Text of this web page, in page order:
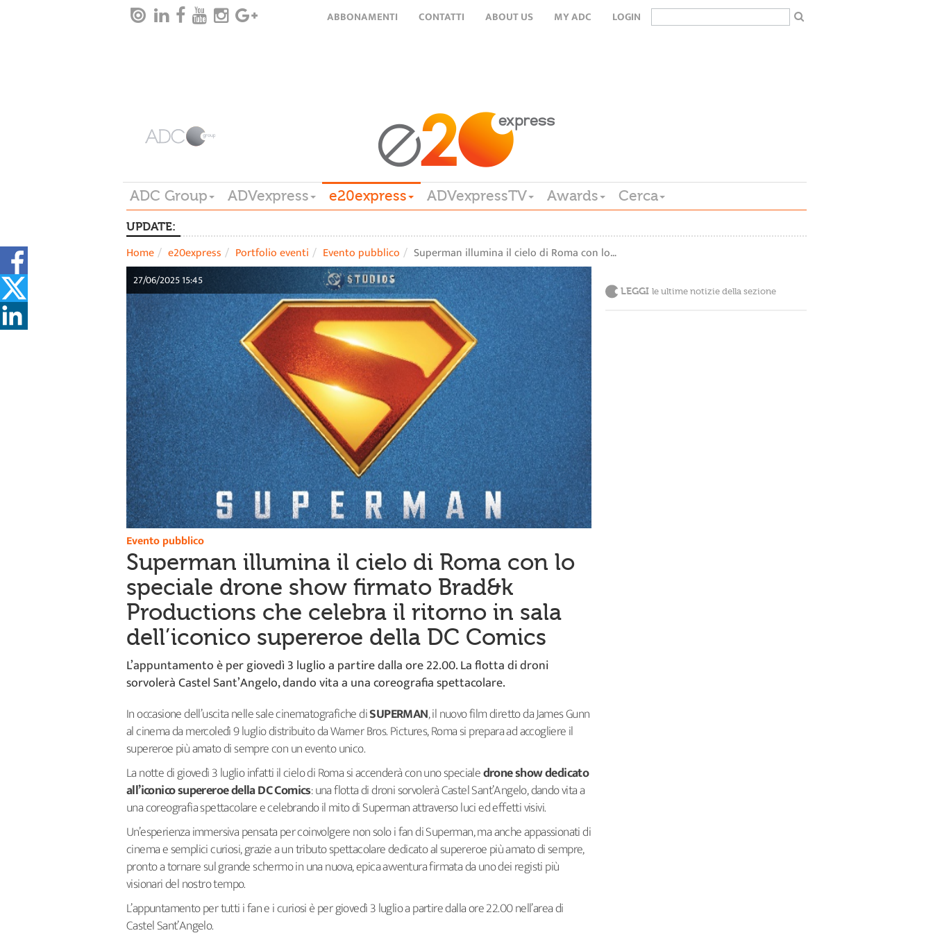
ABBONAMENTI CONTATTI ABOUT US MY ADC LOGIN
ADC Group ADVexpress e20express ADVexpressTV Awards Cerca
UPDATE:
Home e20express Portfolio eventi Evento pubblico Superman illumina il cielo di Roma con lo…
27/06/2025 15:45
Evento pubblico
Superman illumina il cielo di Roma con lo
speciale drone show firmato Brad&k
Productions che celebra il ritorno in sala
dell’iconico supereroe della DC Comics
L’appuntamento è per giovedì 3 luglio a partire dalla ore 22.00. La flotta di droni
sorvolerà Castel Sant’Angelo, dando vita a una coreografia spettacolare.
In occasione dell’uscita nelle sale cinematografiche diSUPERMAN, il nuovo film diretto da James Gunn
al cinema da mercoledì 9 luglio distribuito da Warner Bros. Pictures, Roma si prepara ad accogliere il
supereroe più amato di sempre con un evento unico.
La notte di giovedì 3 luglio infatti il cielo di Roma si accenderà con uno specialedrone show dedicato
all’iconico supereroe della DC Comics: una flotta di droni sorvolerà Castel Sant’Angelo, dando vita a
una coreografia spettacolare e celebrando il mito di Superman attraverso luci ed effetti visivi.
Un’esperienza immersiva pensata per coinvolgere non solo i fan di Superman, ma anche appassionati di
cinema e semplici curiosi, grazie a un tributo spettacolare dedicato al supereroe più amato di sempre,
pronto a tornare sul grande schermo in una nuova, epica avventura firmata da uno dei registi più
visionari del nostro tempo.
L’appuntamento per tutti i fan e i curiosi è per giovedì 3 luglio a partire dalla ore 22.00 nell’area di
Castel Sant’Angelo.
LEGGI le ultime notizie della sezione